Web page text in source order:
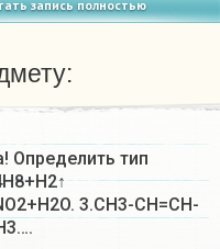
запись полностью
Определить тип
3.CH3-CH=CH-